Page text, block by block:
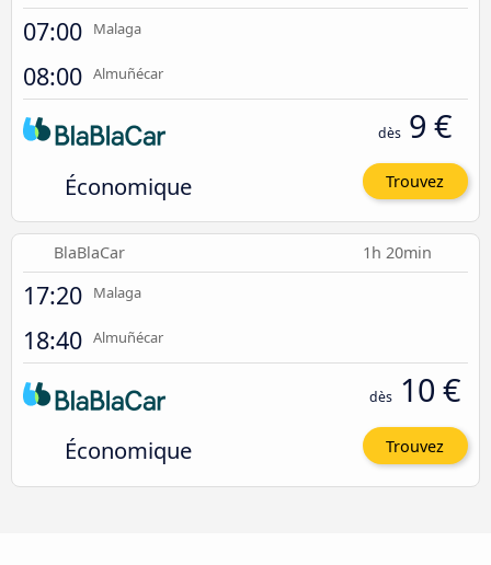
07:00 Malaga
08:00 Almuñécar
Économique
dès 9 €
Trouvez
BlaBlaCar 1h 20min
17:20 Malaga
18:40 Almuñécar
Économique
dès 10 €
Trouvez